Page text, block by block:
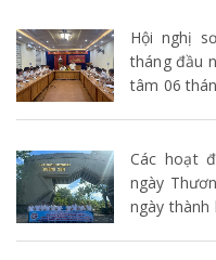
Hội nghị
tháng đầu
tâm 06
Các hoạt
ngày
ngày thành